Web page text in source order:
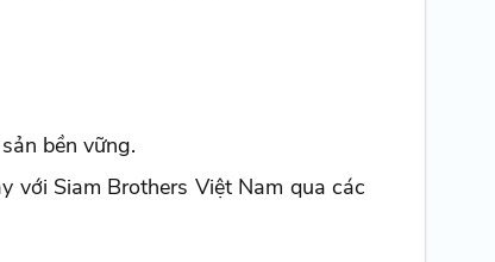
bền vững.
với Siam Brothers Việt Nam qua các